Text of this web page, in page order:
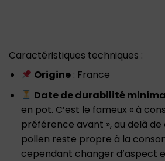
Caractéristiques techniques :
Origine : France
Date de durabilité
en pot. C’est le fameux « à
préférence avant », au delà
pollen reste propre à la
cependant changer d’aspect